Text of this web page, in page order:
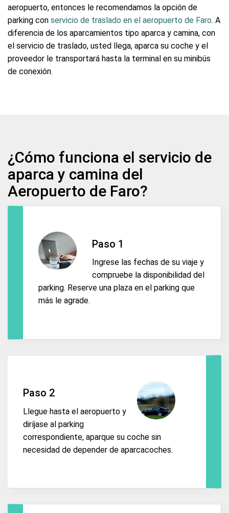
aeropuerto, entonces le recomendamos la opción de
parking con servicio de traslado en el aeropuerto de Faro. A
diferencia de los aparcamientos tipo aparca y camina, con
el servicio de traslado, usted llega, aparca su coche y el
proveedor le transportará hasta la terminal en su minibús
de conexión.
¿Cómo funciona el servicio de
aparca y camina del
Aeropuerto de Faro?
Paso 1
Ingrese las fechas de su viaje y
compruebe la disponibilidad del
parking. Reserve una plaza en el parking que
más le agrade.
Paso 2
Llegue hasta el aeropuerto y
diríjase al parking
correspondiente, aparque su coche sin
necesidad de depender de aparcacoches.